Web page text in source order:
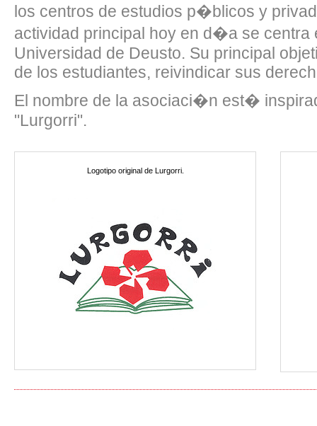
los centros de estudios p�blicos y
actividad principal hoy en d�a se centra
Universidad de Deusto. Su principal
de los estudiantes, reivindicar sus
El nombre de la asociaci�n est�
"Lurgorri".
Logotipo original de Lurgorri.